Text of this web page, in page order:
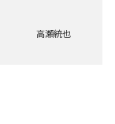
高瀬統也